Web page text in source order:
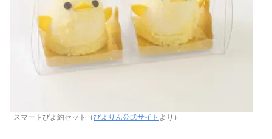
スマートぴよ約セット（ぴよりん公式サイト より）